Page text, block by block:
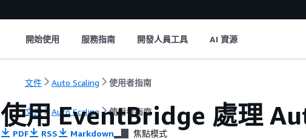
開始使用 服務指南 開發人員工具 AI 資源
文件 Auto Scaling 使用者指南
文件 Auto Scaling 使用者指南
使用 EventBridge 處理
PDF RSS Markdown 焦點模式